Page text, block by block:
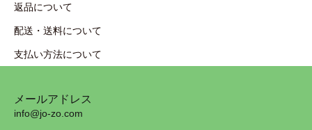
返品について
配送・送料について
支払い方法について
メールアドレス
info@jo-zo.com